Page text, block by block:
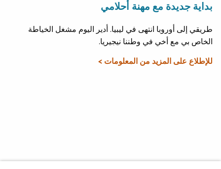
بداية جديدة مع مهنة أحلامي
طريقي إلى أوروبا انتهى في ليبيا. أدير اليوم مشغل الخياطة
الخاص بي مع أخي في وطننا نيجيريا.
للإطلاع على المزيد من المعلومات >